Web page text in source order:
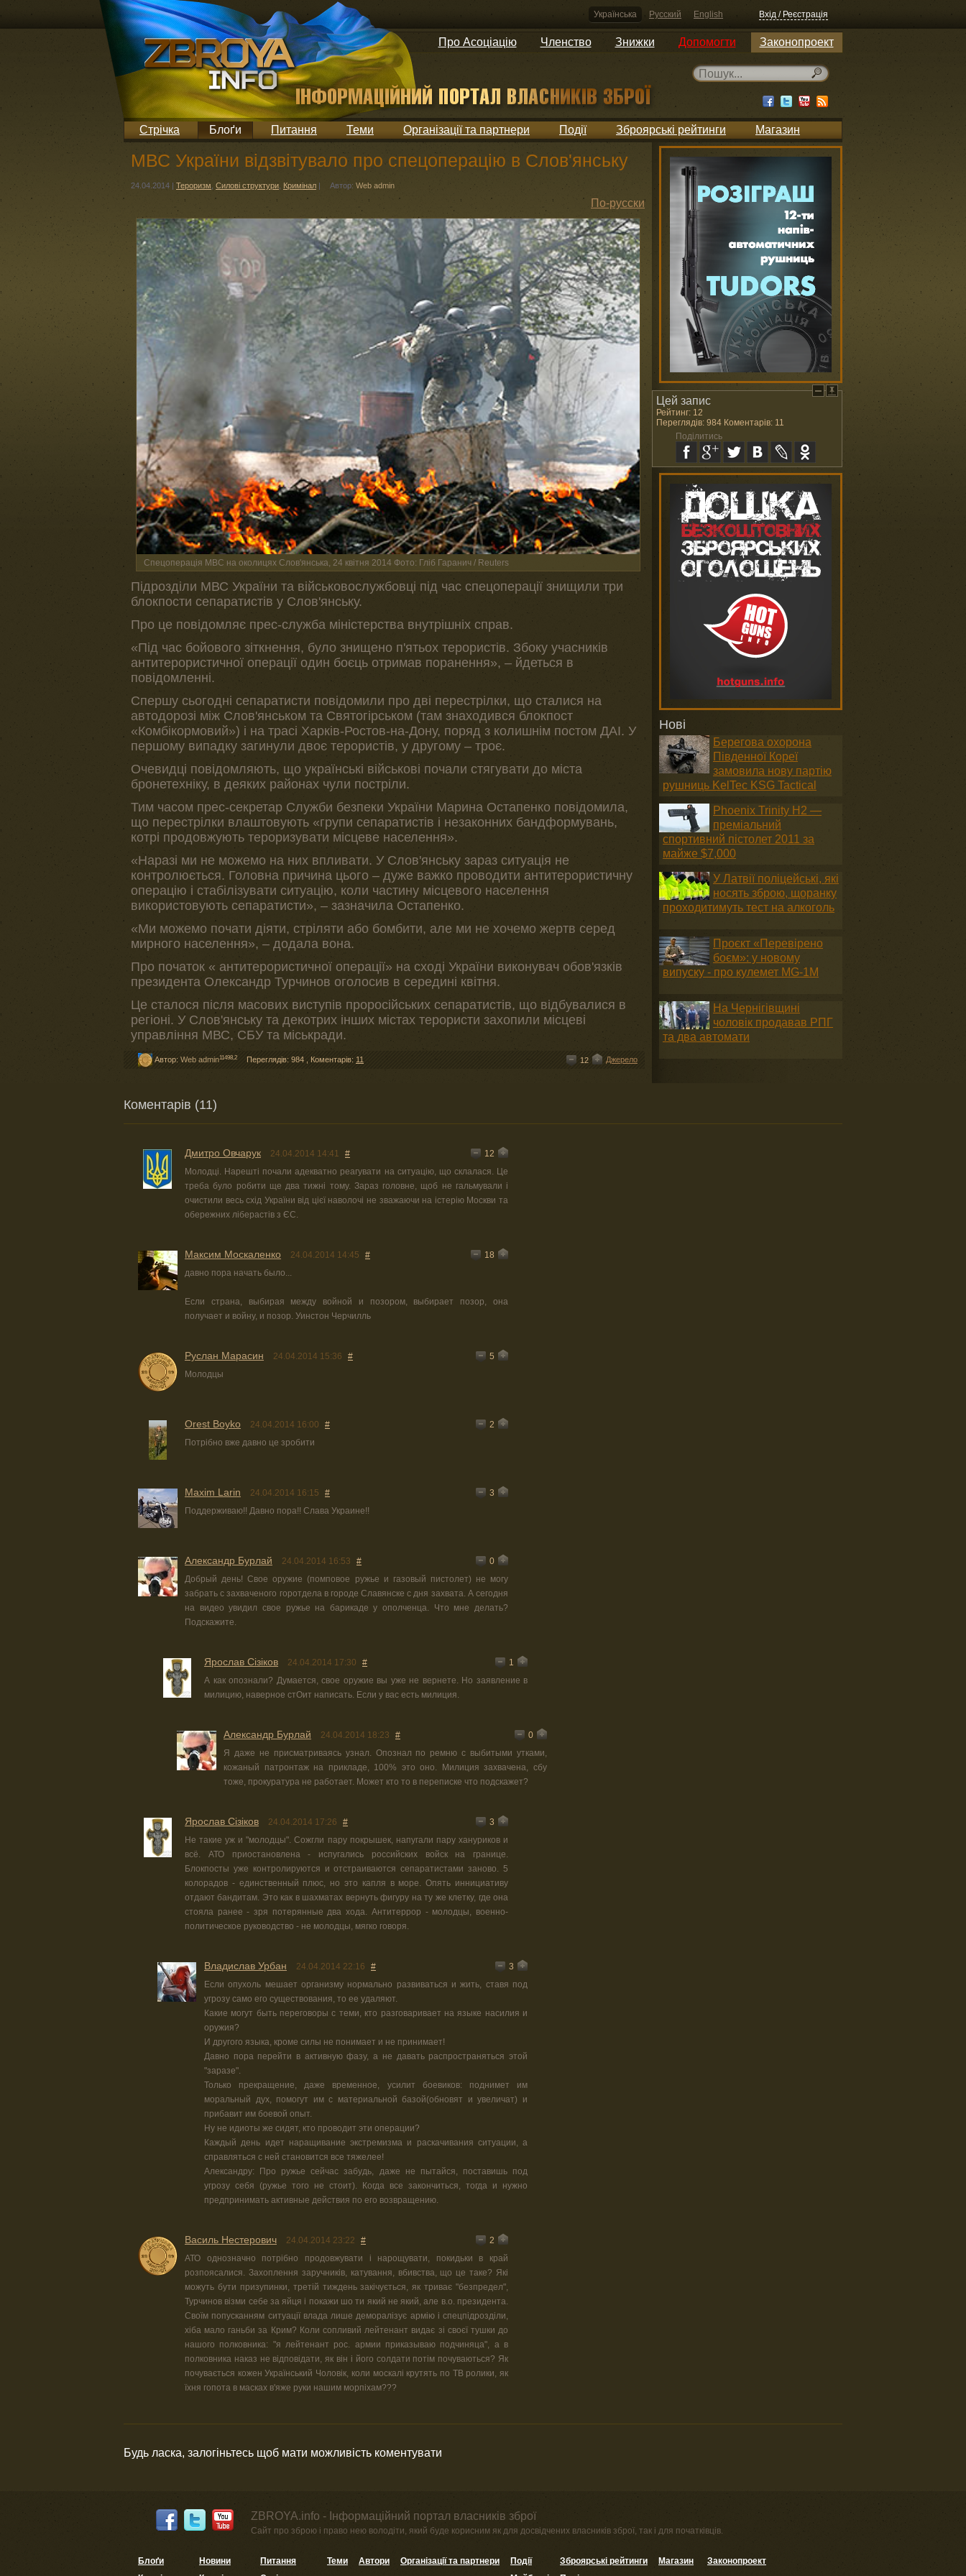
Українська Русский English Вхід / Реєстрація
Про Асоціацію Членство Знижки Допомогти Законопроект
Стрічка Блоґи Питання Теми Організації та партнери Події Зброярські рейтинги Магазин
МВС України відзвітувало про спецоперацію в Слов'янську
24.04.2014 | Тероризм Силові структури Кримінал | Автор: Web admin
По-русски
Cпецоперація МВС на околицях Слов'янська, 24 квітня 2014 Фото: Гліб Гаранич / Reuters
Підрозділи МВС України та військовослужбовці під час спецоперації знищили три
блокпости сепаратистів у Слов'янську.
Про це повідомляє прес-служба міністерства внутрішніх справ.
«Під час бойового зіткнення, було знищено п'ятьох терористів. Збоку учасників
антитерористичної операції один боєць отримав поранення», – йдеться в
повідомленні.
Спершу сьогодні сепаратисти повідомили про дві перестрілки, що сталися на
автодорозі між Слов'янськом та Святогірськом (там знаходився блокпост
«Комбікормовий») і на трасі Харків-Ростов-на-Дону, поряд з колишнім постом ДАІ. У
першому випадку загинули двоє терористів, у другому – троє.
Очевидці повідомляють, що українські військові почали стягувати до міста
бронетехніку, в деяких районах чули постріли.
Тим часом прес-секретар Служби безпеки України Марина Остапенко повідомила,
що перестрілки влаштовують «групи сепаратистів і незаконних бандформувань,
котрі продовжують тероризувати місцеве населення».
«Наразі ми не можемо на них впливати. У Слов'янську зараз ситуація не
контролюється. Головна причина цього – дуже важко проводити антитерористичну
операцію і стабілізувати ситуацію, коли частину місцевого населення
використовують сепаратисти», – зазначила Остапенко.
«Ми можемо почати діяти, стріляти або бомбити, але ми не хочемо жертв серед
мирного населення», – додала вона.
Про початок « антитерористичної операції» на сході України виконувач обов'язків
президента Олександр Турчинов оголосив в середині квітня.
Це сталося після масових виступів проросійських сепаратистів, що відбувалися в
регіоні. У Слов'янську та декотрих інших містах терористи захопили місцеві
управління МВС, СБУ та міськради.
Автор: Web admin11498,2 Переглядів: 984 Коментарів: 11 Джерело
12
Нові
Берегова охорона
Південної Кореї
замовила нову партію
рушниць KelTec KSG Tactical
Phoenix Trinity H2 —
преміальний
спортивний пістолет 2011 за
майже $7,000
У Латвії поліцейські, які
носять зброю, щоранку
проходитимуть тест на алкоголь
Проєкт «Перевірено
боєм»: у новому
випуску - про кулемет MG-1М
На Чернігівщині
чоловік продавав РПГ
та два автомати
Цей запис
Рейтинг: 12
Переглядів: 984 Коментарів: 11
Поділитись
Коментарів (11)
Дмитро Овчарук 24.04.2014 14:41 #
12
Молодці. Нарешті почали адекватно реагувати на ситуацію, що склалася. Це
треба було робити ще два тижні тому. Зараз головне, щоб не гальмували і
очистили весь схід України від цієї наволочі не зважаючи на істерію Москви та
обережних ліберастів з ЄС.
Максим Москаленко 24.04.2014 14:45 #
18
давно пора начать было...
Если страна, выбирая между войной и позором, выбирает позор, она
получает и войну, и позор. Уинстон Черчилль
Руслан Марасин 24.04.2014 15:36 #
5
Молодцы
Orest Boyko 24.04.2014 16:00 #
2
Потрібно вже давно це зробити
Maxim Larin 24.04.2014 16:15 #
3
Поддерживаю!! Давно пора!! Слава Украине!!
Александр Бурлай 24.04.2014 16:53 #
0
Добрый день! Свое оружие (помповое ружье и газовый пистолет) не могу
забрать с захваченого горотдела в городе Славянске с дня захвата. А сегодня
на видео увидил свое ружье на барикаде у ополченца. Что мне делать?
Подскажите.
Ярослав Сізіков 24.04.2014 17:30 #
1
А как опознали? Думается, свое оружие вы уже не вернете. Но заявление в
милицию, наверное стОит написать. Если у вас есть милиция.
Александр Бурлай 24.04.2014 18:23 #
0
Я даже не присматриваясь узнал. Опознал по ремню с выбитыми утками,
кожаный патронтаж на прикладе, 100% это оно. Милиция захвачена, сбу
тоже, прокуратура не работает. Может кто то в переписке что подскажет?
Ярослав Сізіков 24.04.2014 17:26 #
3
Не такие уж и "молодцы". Сожгли пару покрышек, напугали пару хануриков и
всё. АТО приостановлена - испугались российских войск на границе.
Блокпосты уже контролируются и отстраиваются сепаратистами заново. 5
колорадов - единственный плюс, но это капля в море. Опять иннициативу
отдают бандитам. Это как в шахматах вернуть фигуру на ту же клетку, где она
стояла ранее - зря потерянные два хода. Антитеррор - молодцы, военно-
политическое руководство - не молодцы, мягко говоря.
Владислав Урбан 24.04.2014 22:16 #
3
Если опухоль мешает организму нормально развиваться и жить, ставя под
угрозу само его существования, то ее удаляют.
Какие могут быть переговоры с теми, кто разговаривает на языке насилия и
оружия?
И другого языка, кроме силы не понимает и не принимает!
Давно пора перейти в активную фазу, а не давать распространяться этой
"заразе".
Только прекращение, даже временное, усилит боевиков: поднимет им
моральный дух, помогут им с материальной базой(обновят и увеличат) и
прибавит им боевой опыт.
Ну не идиоты же сидят, кто проводит эти операции?
Каждый день идет наращивание экстремизма и раскачивания ситуации, а
справляться с ней становится все тяжелее!
Александру: Про ружье сейчас забудь, даже не пытайся, поставишь под
угрозу себя (ружье того не стоит). Когда все закончиться, тогда и нужно
предпринимать активные действия по его возвращению.
Василь Нестерович 24.04.2014 23:22 #
2
АТО однозначно потрібно продовжувати і нарощувати, покидьки в край
розпоясалися. Захоплення заручників, катування, вбивства, що це таке? Які
можуть бути призупинки, третій тиждень закічується, як триває "безпредел",
Турчинов візми себе за яйця і покажи шо ти який не який, але в.о. президента.
Своїм попусканням ситуації влада лише деморалізує армію і спецпідрозділи,
хіба мало ганьби за Крим? Коли сопливий лейтенант видає зі своєї тушки до
нашого полковника: "я лейтенант рос. армии приказываю подчиняца", а в
полковника наказ не відповідати, як він і його солдати потім почуваються? Як
почувається кожен Український Чоловік, коли москалі крутять по ТВ ролики, як
їхня гопота в масках в'яже руки нашим морпіхам???
Будь ласка, залогіньтесь щоб мати можливість коментувати
ZBROYA.info - Інформаційний портал власників зброї
Сайт про зброю і право нею володіти, який буде корисним як для досвідчених власників зброї, так і для початківців.
Блоґи
Новини
Питання
Теми Автори Організації та партнери
Події
Зброярські рейтинги
Магазин Законопроект